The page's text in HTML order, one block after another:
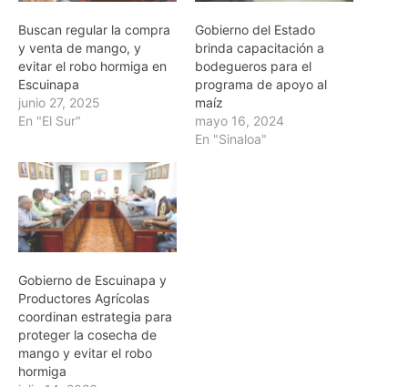
Buscan regular la compra
y venta de mango, y
evitar el robo hormiga en
Escuinapa
junio 27, 2025
En "El Sur"
Gobierno del Estado
brinda capacitación a
bodegueros para el
programa de apoyo al
maíz
mayo 16, 2024
En "Sinaloa"
Gobierno de Escuinapa y
Productores Agrícolas
coordinan estrategia para
proteger la cosecha de
mango y evitar el robo
hormiga